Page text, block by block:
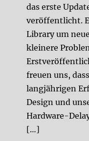
das erste
veröffentlicht.
Library um
kleinere
freuen uns,
langjährigen
Design und
Hardware-
[…]